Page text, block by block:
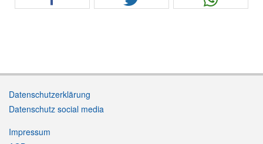
Datenschutzerklärung
Datenschutz social media
Impressum